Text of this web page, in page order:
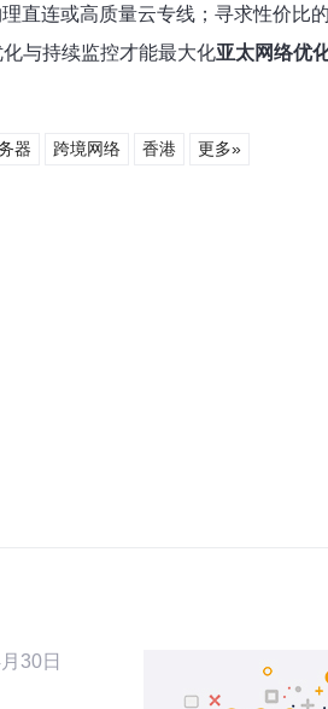
直连或高质量云专线；寻求性价
与持续监控才能最大化亚太网络优
器 跨境网络 香港 更多»
30日